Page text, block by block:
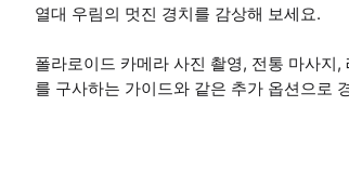
열대 우림의 멋진 경치를 감상해 보세요.
폴라로이드 카메라 사진 촬영, 전통 마사지
를 구사하는 가이드와 같은 추가 옵션으로